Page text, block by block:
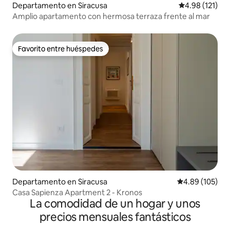
Departamento en Siracusa Calificación
4.98 (121)
Amplio apartamento con hermosa terraza frente al mar
Favorito entre huéspedes
Favorito entre huéspedes
Departamento en Siracusa Calificación
4.89 (105)
Casa Sapienza Apartment 2 - Kronos
La comodidad de un hogar y unos
precios mensuales fantásticos